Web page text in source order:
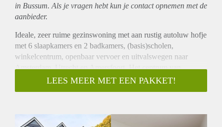
in Bussum. Als je vragen hebt kun je contact opnemen met de
aanbieder.
Ideale, zeer ruime gezinswoning met aan rustig autoluw hofje
met 6 slaapkamers en 2 badkamers, (basis)scholen,
winkelcentrum, openbaar vervoer en uitvalswegen naar
Amsterdam, Utrecht en Amersfoort. Het centrum van
Bussum met alle voorzieningen zoals het trein-/busstation, de
gezellige markt, winkels, restaurants en
Indeling:
LEES MEER MET EEN PAKKET!